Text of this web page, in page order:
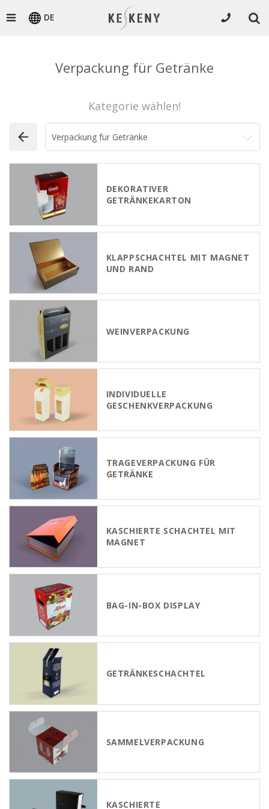
DE
Verpackung für Getränke
Kategorie wählen!
DEKORATIVER
GETRÄNKEKARTON
KLAPPSCHACHTEL MIT MAGNET
UND RAND
WEINVERPACKUNG
INDIVIDUELLE
GESCHENKVERPACKUNG
TRAGEVERPACKUNG FÜR
GETRÄNKE
KASCHIERTE SCHACHTEL MIT
MAGNET
BAG-IN-BOX DISPLAY
GETRÄNKESCHACHTEL
SAMMELVERPACKUNG
KASCHIERTE